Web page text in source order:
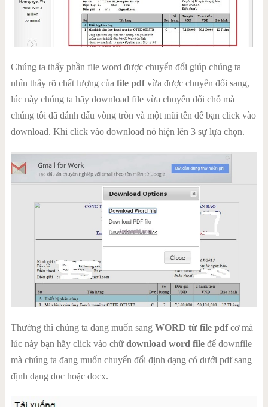
Chúng ta thấy phần file word được chuyển đổi giúp chúng ta
nhìn thấy rõ chất lượng của file pdfvừa được chuyển đổi sang,
lúc này chúng ta hãy download file vừa chuyển đổi chỗ mà
chúng tôi đã đánh dấu vòng tròn và một mũi tên để bạn click vào
download. Khi click vào download nó hiện lên 3 sự lựa chọn.
Thường thì chúng ta đang muốn sang WORD từ file pdfcơ mà
lúc này bạn hãy click vào chữ download word file để downfile
mà chúng ta đang muốn chuyển đổi định dạng có dưới pdf sang
định dạng doc hoặc docx.